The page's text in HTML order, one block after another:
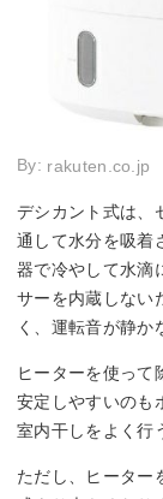
By: rakuten.co.jp
デシカント式は、
通して水分を吸着
器で冷やして水滴
サーを内蔵しない
く、運転音が静か
ヒーターを使って
安定しやすいのも
室内干しをよく行
ただし、ヒーター